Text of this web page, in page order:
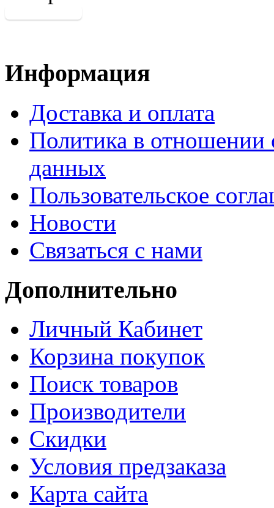
Информация
Доставка и оплата
Политика в отношении
данных
Пользовательское
Новости
Связаться с нами
Дополнительно
Личный Кабинет
Корзина покупок
Поиск товаров
Производители
Скидки
Условия предзаказа
Карта сайта